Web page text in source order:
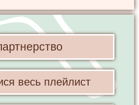
весь плейлист